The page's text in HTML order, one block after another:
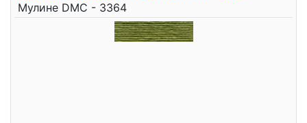
Мулине DMC - 3364